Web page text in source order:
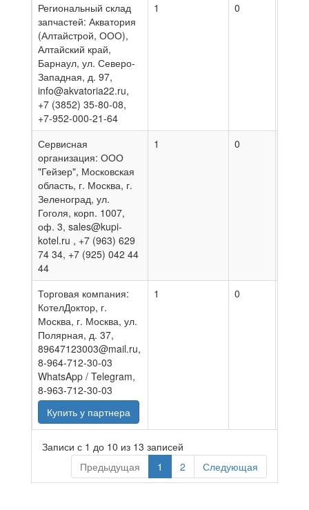
Региональный склад
запчастей: Акватория
(Алтайстрой, ООО),
Алтайский край,
Барнаул, ул. Северо-
Западная, д. 97,
info@akvatoria22.ru,
+7 (3852) 35-80-08,
+7-952-000-21-64
1 0
Сервисная
организация: ООО
"Гейзер", Московская
область, г. Москва, г.
Зеленоград, ул.
Гоголя, корп. 1007,
оф. 3, sales@kupi-
kotel.ru , +7 (963) 629
74 34, +7 (925) 042 44
44
1 0
Торговая компания:
КотелДоктор, г.
Москва, г. Москва, ул.
Полярная, д. 37,
89647123003@mail.ru,
8-964-712-30-03
WhatsApp / Telegram,
8-963-712-30-03
Купить у партнера
1 0
Записи с 1 до 10 из 13 записей
Предыдущая
1 2 Следующая